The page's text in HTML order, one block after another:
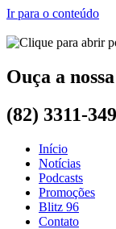
Ir para o conteúdo
Ouça a
(82) 3311-
Início
Notícias
Podcasts
Promoções
Blitz 96
Contato